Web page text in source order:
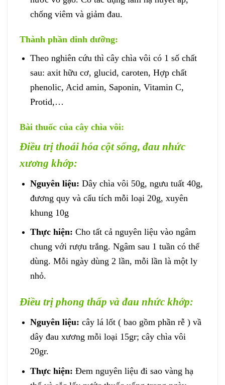
chống viêm và giảm đau.
Thành phần dinh dưỡng:
Theo nghiên cứu thì cây chìa vôi có 1 số chất
sau: axit hữu cơ, glucid, caroten, Hợp chất
phenolic, Acid amin, Saponin, Vitamin C,
Protid,…
Bài thuốc của cây chìa vôi:
Điều trị thoái hóa cột sống, đau nhức
xương khớp:
Nguyên liệu: Dây chìa vôi 50g, ngưu tuất 40g,
đương quy và cẩu tích mỗi loại 20g, xuyên
khung 10g
Thực hiện: Cho tất cả nguyên liệu vào ngâm
chung với rượu trắng. Ngâm sau 1 tuần có thể
dùng. Mỗi ngày dùng 2 lần, mỗi lần là một ly
nhỏ.
Điều trị phong thấp và đau nhức khớp:
Nguyên liệu: cây lá lốt ( bao gồm phần rễ ) vầ
dây đau xương mỗi loại 15gr; cây chìa vôi
20gr.
Thực hiện: Đem nguyên liệu đi sao vàng hạ